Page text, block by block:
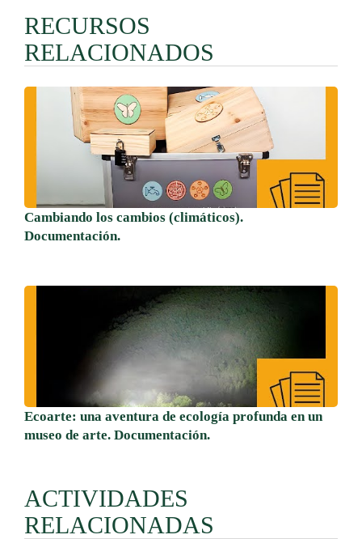
RECURSOS
RELACIONADOS
Cambiando los cambios (climáticos).
Documentación.
Ecoarte: una aventura de ecología profunda en un
museo de arte. Documentación.
ACTIVIDADES
RELACIONADAS